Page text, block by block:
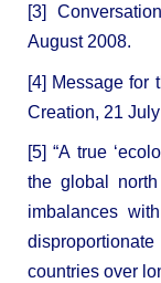
[3]
August 2008.
[4] Message for
Creation, 21
[5] “A true
the global
imbalances
countries over